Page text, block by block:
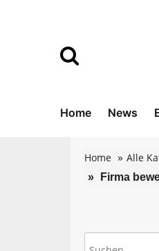
Home News
Home Alle
Firma